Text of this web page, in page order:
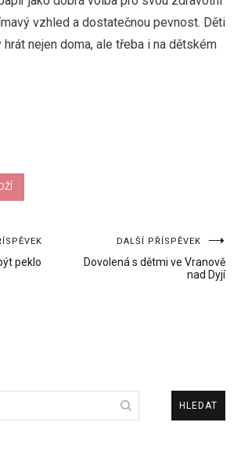
vzhled a dostatečnou pevnost. Děti
nejen doma, ale třeba i na dětském
peklo
DALŠÍ PŘÍSPĚVEK
Dovolená s dětmi ve Vranově
nad Dyjí